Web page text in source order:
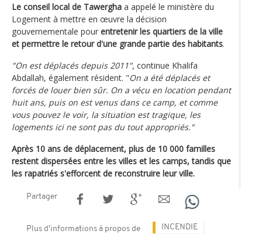
Le conseil local de Tawergha a appelé le ministère du
Logement à mettre en œuvre la décision
gouvernementale pour entretenir les quartiers de la ville
et permettre le retour d'une grande partie des habitants.
"On est déplacés depuis 2011", continue Khalifa
Abdallah, également résident. "On a été déplacés et
forcés de louer bien sûr. On a vécu en location pendant
huit ans, puis on est venus dans ce camp, et comme
vous pouvez le voir, la situation est tragique, les
logements ici ne sont pas du tout appropriés."
Après 10 ans de déplacement, plus de 10 000 familles
restent dispersées entre les villes et les camps, tandis que
les rapatriés s'efforcent de reconstruire leur ville.
Partager
Plus d'informations à propos de INCENDIE